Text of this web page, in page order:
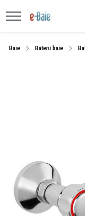
Baie Baterii baie